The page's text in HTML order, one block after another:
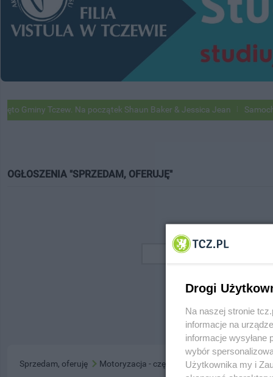
Gminy Tczew. Na początek Shaun Baker & Jessica Jean
OGŁOSZENIA "SPRZEDAM, OFERUJĘ"
Sprzedam, oferuję Motoryzacja - części
Drogi
Na naszej stronie
informacje na
informacje wysyłane
wybór
Użytkownika my i